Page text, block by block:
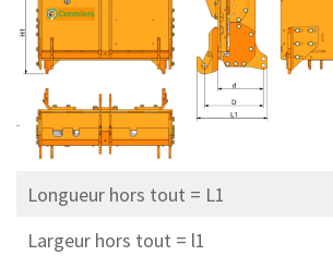
Longueur hors tout = L1
Largeur hors tout = l1